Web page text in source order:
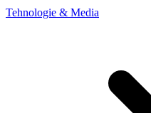
Tehnologie & Media